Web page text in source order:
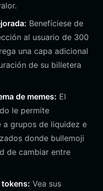
Benefíciese de
al usuario de 300
una capa adicional
de su billetera
de memes: El
le permite
grupos de liquidez e
donde bullemoji
de cambiar entre
Vea sus